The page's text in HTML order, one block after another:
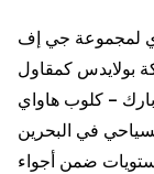
لمجموعة جي إف
بولايدس كمقاول
– كلوب هاواي
في البحرين
ضمن أجواء